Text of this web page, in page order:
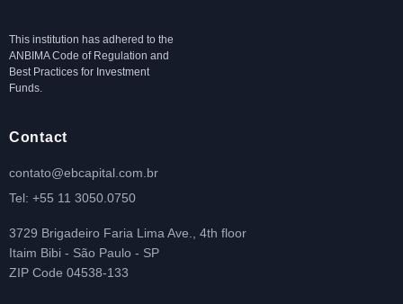
This institution has adhered to the
ANBIMA Code of Regulation and
Best Practices for Investment
Funds.
Contact
contato@ebcapital.com.br
Tel: +55 11 3050.0750
3729 Brigadeiro Faria Lima Ave., 4th floor
Itaim Bibi - São Paulo - SP
ZIP Code 04538-133